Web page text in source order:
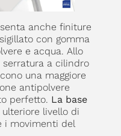
anche finiture
con gomma
e acqua. Allo
a cilindro
una maggiore
antipolvere
perfetto. La base
livello di
i movimenti del